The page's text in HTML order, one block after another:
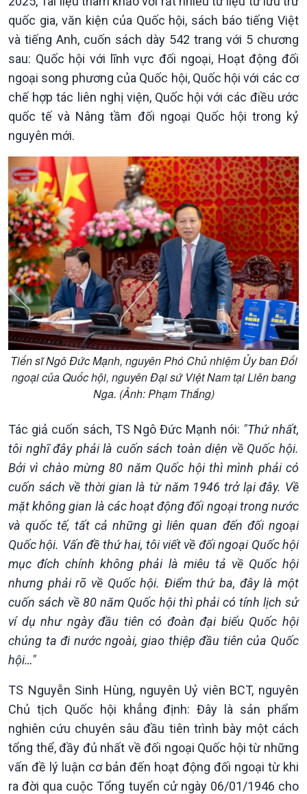
Thời sự 18h
Thời sự 21h30
Bản tin
Chuyên mục
Theo dòng Thời sự
Chính trị
Tin Chính trị
Chính phủ với người dân
Quốc hội với cử tri
Xây dựng đảng
Nhận diện sự thật
Pháp luật và đời sống
Thế giới
Tin thế giới
Vấn đề quốc tế
Hồ sơ sự kiện quốc tế
Thế giới & Việt Nam
Biên cương - Một dải vững
bền
quốc gia, văn kiện của Quốc hội, sách báo tiếng Việt
và tiếng Anh, cuốn sách dày 542 trang với 5 chương
sau: Quốc hội với lĩnh vực đối ngoại, Hoạt động đối
ngoại song phương của Quốc hội, Quốc hội với các cơ
chế hợp tác liên nghị viện, Quốc hội với các điều ước
quốc tế và Nâng tầm đối ngoại Quốc hội trong kỷ
nguyên mới.
Tiến sĩ Ngô Đức Mạnh, nguyên Phó Chủ nhiệm Ủy ban Đối
ngoại của Quốc hội, nguyên Đại sứ Việt Nam tại Liên bang
Nga. (Ảnh: Phạm Thắng)
Tác giả cuốn sách, TS Ngô Đức Mạnh nói: "Thứ nhất,
tôi nghĩ đây phải là cuốn sách toàn diện về Quốc hội.
Bởi vì chào mừng 80 năm Quốc hội thì mình phải có
cuốn sách về thời gian là từ năm 1946 trở lại đây. Về
mặt không gian là các hoạt động đối ngoại trong nước
và quốc tế, tất cả những gì liên quan đến đối ngoại
Quốc hội. Vấn đề thứ hai, tôi viết về đối ngoại Quốc hội
mục đích chính không phải là miêu tả về Quốc hội
nhưng phải rõ về Quốc hội. Điểm thứ ba, đây là một
cuốn sách về 80 năm Quốc hội thì phải có tính lịch sử
ví dụ như ngày đầu tiên có đoàn đại biểu Quốc hội
chúng ta đi nước ngoài, giao thiệp đầu tiên của Quốc
hội…"
TS Nguyễn Sinh Hùng, nguyên Uỷ viên BCT, nguyên
Chủ tịch Quốc hội khẳng định: Đây là sản phẩm
nghiên cứu chuyên sâu đầu tiên trình bày một cách
tổng thể, đầy đủ nhất về đối ngoại Quốc hội từ những
vấn đề lý luận cơ bản đến hoạt động đối ngoại từ khi
ra đời qua cuộc Tổng tuyển cử ngày 06/01/1946 cho